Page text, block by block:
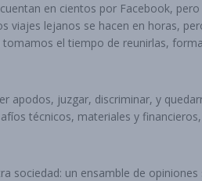
en cientos por Facebook,
viajes lejanos se hacen en horas,
el tiempo de reunirlas,
apodos, juzgar, discriminar, y
técnicos, materiales y
sociedad: un ensamble de